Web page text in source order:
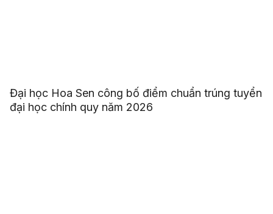
Đại học Hoa Sen công bố điểm chuẩn trúng tuyển
đại học chính quy năm 2026